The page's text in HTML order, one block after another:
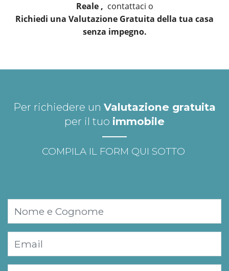
Reale , contattaci o
Richiedi una Valutazione Gratuita della tua casa
senza impegno.
Per richiedere un Valutazione gratuita
per il tuo immobile
COMPILA IL FORM QUI SOTTO